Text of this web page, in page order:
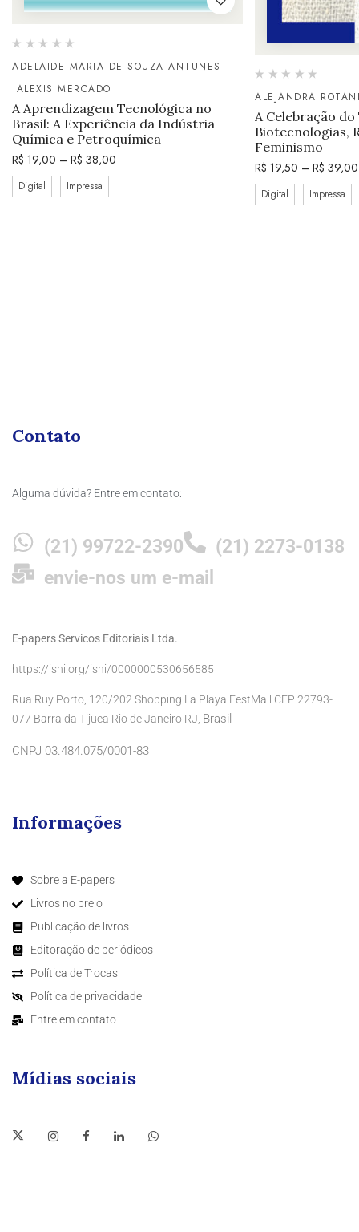
ADELAIDE MARIA DE SOUZA ANTUNES
ALEXIS MERCADO
A Aprendizagem Tecnológica no
Brasil: A Experiência da Indústria
Química e Petroquímica
R$ 19,00 – R$ 38,00
Digital Impressa
ALEJANDRA
A Celebração
Biotecnologias,
Feminismo
R$ 19,50 – R$ 39,00
Digital Impressa
Contato
Alguma dúvida? Entre em contato:
(21) 99722-2390
(21) 2273-0138
envie-nos um e-mail
E-papers Servicos Editoriais Ltda.
https://isni.org/isni/0000000530656585
Rua Ruy Porto, 120/202 Shopping La Playa FestMall CEP 22793-
077 Barra da Tijuca Rio de Janeiro RJ, Brasil
CNPJ 03.484.075/0001-83
Informações
Sobre a E-papers
Livros no prelo
Publicação de livros
Editoração de periódicos
Política de Trocas
Política de privacidade
Entre em contato
Mídias sociais